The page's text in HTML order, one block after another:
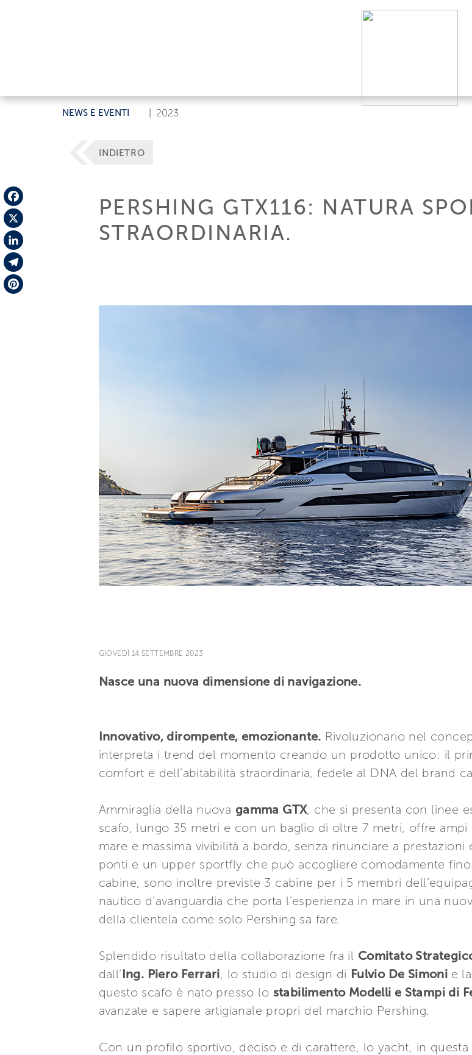
NEWS E EVENTI 2023
Facebook
X
LinkedIn
Telegram
INDIETRO
PERSHING GTX116: NATURA
STRAORDINARIA.
GIOVEDÌ 14 SETTEMBRE 2023
Nasce una nuova dimensione di navigazione.
Innovativo, dirompente, emozionante. Rivoluzionario nel
interpreta i trend del momento creando un prodotto unico: il
comfort e dell’abitabilità straordinaria, fedele al DNA del brand
Ammiraglia della nuova gamma GTX, che si presenta con linee
scafo, lungo 35 metri e con un baglio di oltre 7 metri, offre
mare e massima vivibilità a bordo, senza rinunciare a
ponti e un upper sportfly che può accogliere comodamente
cabine, sono inoltre previste 3 cabine per i 5 membri
nautico d’avanguardia che porta l’esperienza in mare in una
della clientela come solo Pershing sa fare.
Splendido risultato della collaborazione fra il Comitato
dall’Ing. Piero Ferrari, lo studio di design di Fulvio De Simoni e la
questo scafo è nato presso lo stabilimento Modelli e Stampi di
avanzate e sapere artigianale propri del marchio Pershing.
Con un profilo sportivo, deciso e di carattere, lo yacht, in